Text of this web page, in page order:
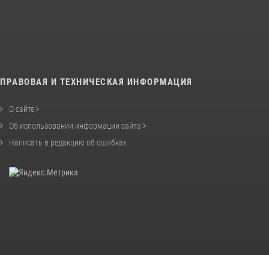
ПРАВОВАЯ И ТЕХНИЧЕСКАЯ ИНФОРМАЦИЯ
О сайте
Об использовании информации сайта
Написать в редакцию об ошибках